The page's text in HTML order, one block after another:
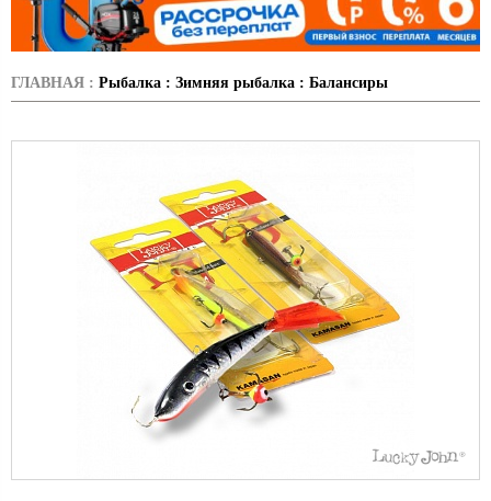
ГЛАВНАЯ : Рыбалка : Зимняя рыбалка : Балансиры